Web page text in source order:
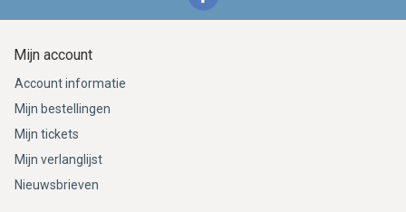
Mijn account
Account informatie
Mijn bestellingen
Mijn tickets
Mijn verlanglijst
Nieuwsbrieven